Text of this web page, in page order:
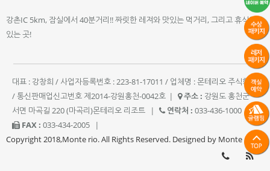
강촌IC 5km, 잠실에서 40분거리!! 짜릿한 레져와 맛있는 먹거리, 그리고 휴식이
있는 곳!
대표 : 강창희 / 사업자등록번호 : 223-81-17011 / 업체명 : 몬테리오 주식회사
/ 통신판매업신고번호 제2014-강원홍천-0042호 | 주소 : 강원도 홍천군
서면 마곡길 220 (마곡리)몬테리오 리조트
| 연락처 : 033-436-1000
|
FAX : 033-434-2005
|
Copyright 2018,Monte rio. All Rights Reserved. Designed by Monte rio.